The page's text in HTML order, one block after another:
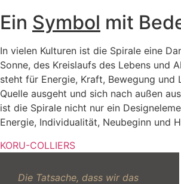
Ein Symbol mit
In vielen Kulturen ist die Spirale eine
Sonne, des Kreislaufs des Lebens und
steht für Energie, Kraft, Bewegung und
Quelle ausgeht und sich nach außen
ist die Spirale nicht nur ein
Energie, Individualität, Neubeginn und
KORU-COLLIERS
Die Tatsache, dass wir das